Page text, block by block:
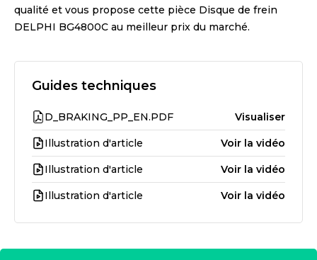
qualité et vous propose cette pièce Disque de frein
DELPHI BG4800C au meilleur prix du marché.
Guides techniques
D_BRAKING_PP_EN.PDF Visualiser
Illustration d'article Voir la vidéo
Illustration d'article Voir la vidéo
Illustration d'article Voir la vidéo